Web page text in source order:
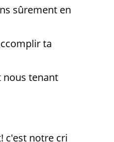
sûrement en
ta
nous tenant
c'est notre cri